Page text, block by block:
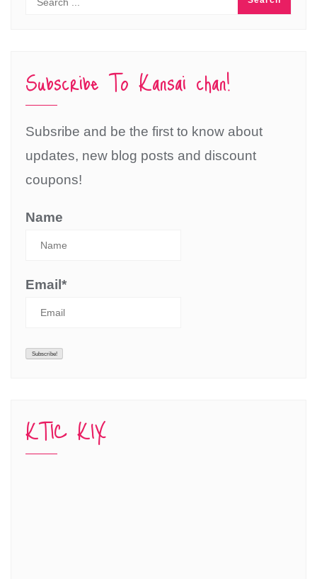
Subscribe To Kansai chan!
Subsribe and be the first to know about
updates, new blog posts and discount
coupons!
Name
Email*
KTIC KIX